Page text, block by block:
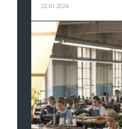
22.01.2026